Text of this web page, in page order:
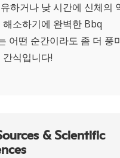
하거나 낮 시간에 신체의
해소하기에 완벽한 Bbq
어떤 순간이라도 좀 더 풍
식입니다!
& Scientific